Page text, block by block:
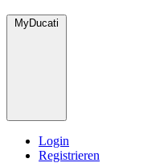
MyDucati
Login
Registrieren